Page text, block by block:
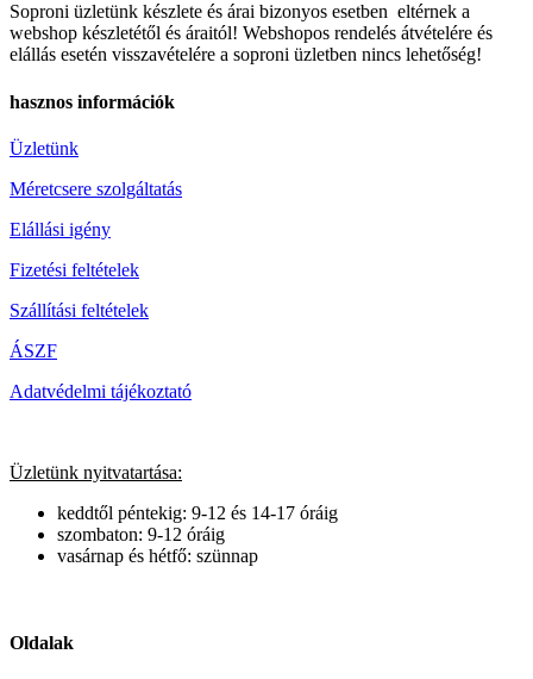
Soproni üzletünk készlete és árai bizonyos esetben eltérnek a
webshop készletétől és áraitól! Webshopos rendelés átvételére és
elállás esetén visszavételére a soproni üzletben nincs lehetőség!
hasznos információk
Üzletünk
Méretcsere szolgáltatás
Elállási igény
Fizetési feltételek
Szállítási feltételek
ÁSZF
Adatvédelmi tájékoztató
Üzletünk nyitvatartása:
keddtől péntekig: 9-12 és 14-17 óráig
szombaton: 9-12 óráig
vasárnap és hétfő: szünnap
Oldalak